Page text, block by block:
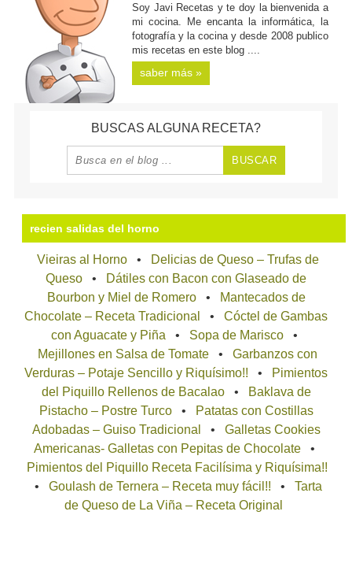
Soy Javi Recetas y te doy la bienvenida a
mi cocina. Me encanta la informática, la
fotografía y la cocina y desde 2008 publico
mis recetas en este blog ....
saber más »
BUSCAS ALGUNA RECETA?
recien salidas del horno
Vieiras al Horno
Delicias de Queso – Trufas de
Queso
Dátiles con Bacon con Glaseado de
Bourbon y Miel de Romero
Mantecados de
Chocolate – Receta Tradicional
Cóctel de Gambas
con Aguacate y Piña
Sopa de Marisco
Mejillones en Salsa de Tomate
Garbanzos con
Verduras – Potaje Sencillo y Riquísimo!!
Pimientos
del Piquillo Rellenos de Bacalao
Baklava de
Pistacho – Postre Turco
Patatas con Costillas
Adobadas – Guiso Tradicional
Galletas Cookies
Americanas- Galletas con Pepitas de Chocolate
Pimientos del Piquillo Receta Facilísima y Riquísima!!
Goulash de Ternera – Receta muy fácil!!
Tarta
de Queso de La Viña – Receta Original